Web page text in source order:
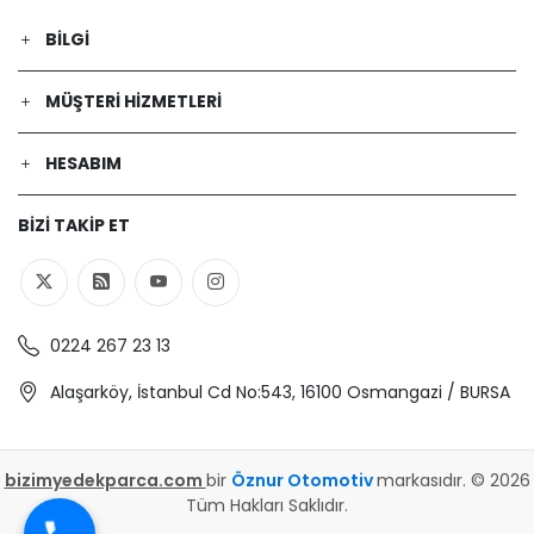
| 2.2 TDCi (Dizel) - 74 Kw 100 Ps | 2011-
10-01 / 2014-08-01
FN_ _, FF_ _) | 2.4 TDCi RWD (Dizel) -
85 Kw 115 Ps | 2006-04-01 / 2014-08-
TDCi (Dizel) - 103 Kw 140 Ps | 2007-
FORD | TRANSIT TOURNEO
Minibüs/Otobüs | 2.2 TDCi (Dizel) -
96 Kw 131 Ps | 2006-07-01 / 2014-08-
01
BILGI
MÜŞTERI HIZMETLERI
HESABIM
BIZI TAKIP ET
0224 267 23 13
Alaşarköy, İstanbul Cd No:543, 16100 Osmangazi / BURSA
bizimyedekparca.com bir Öznur Otomotivmarkasıdır. © 2026
Tüm Hakları Saklıdır.